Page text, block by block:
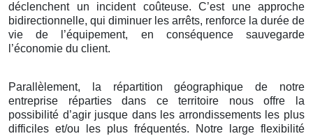
déclenchent un incident coûteuse. C’est une approche
bidirectionnelle, qui diminuer les arrêts, renforce la durée de
vie de l’équipement, en conséquence sauvegarde
l’économie du client.
Parallèlement, la répartition géographique de notre
entreprise réparties dans ce territoire nous offre la
possibilité d’agir jusque dans les arrondissements les plus
difficiles et/ou les plus fréquentés. Notre large flexibilité